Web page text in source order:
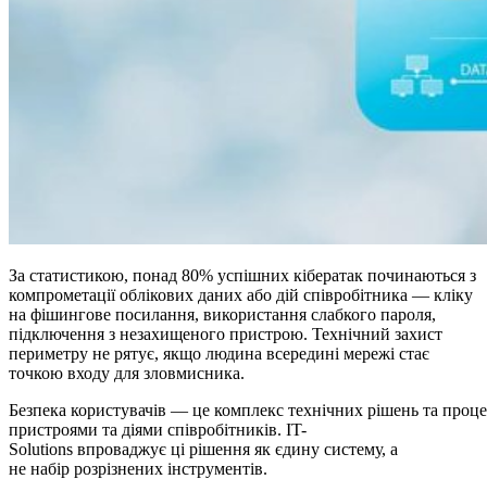
За статистикою, понад 80% успішних кібератак починаються з
компрометації облікових даних або дій співробітника — кліку
на фішингове посилання, використання слабкого пароля,
підключення з незахищеного пристрою. Технічний захист
периметру не рятує, якщо людина всередині мережі стає
точкою входу для зловмисника.
Безпека користувачів — це комплекс технічних рішень та
пристроями та діями співробітників. IT-
Solutions впроваджує ці рішення як єдину систему, а
не набір розрізнених інструментів.